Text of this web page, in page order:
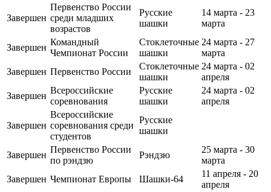
Завершен
Первенство России
среди младших
возрастов
Русские
шашки
14 марта - 23
марта
Завершен
Командный
Чемпионат России
Стоклеточные
шашки
24 марта - 27
марта
Завершен Первенство России
Стоклеточные
шашки
24 марта - 02
апреля
Завершен
Всероссийские
соревнования
Русские
шашки
24 марта - 02
апреля
Завершен
Всероссийские
соревнования среди
студентов
Русские
шашки
Завершен
Первенство России
по рэндзю
Рэндзю
25 марта - 30
марта
Завершен Чемпионат Европы Шашки-64
11 апреля - 20
апреля